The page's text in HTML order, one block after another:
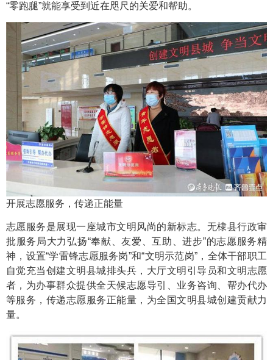
“零跑腿”就能享受到近在咫尺的关爱和帮助。
开展志愿服务，传递正能量
志愿服务是展现一座城市文明风尚的新标志。无棣县行政审
批服务局大力弘扬“奉献、友爱、互助、进步”的志愿服务精
神，设置“学雷锋志愿服务岗”和“文明示范岗”，全体干部职工
自觉充当创建文明县城排头兵，大厅文明引导员和文明志愿
者，为办事群众提供全天候志愿导引、业务咨询、帮办代办
等服务，传递志愿服务正能量，为全国文明县城创建贡献力
量。